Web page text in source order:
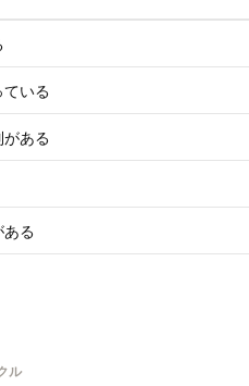
いる
ある
ある
ル